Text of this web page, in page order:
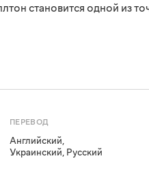
становится одной из
ПЕРЕВОД
Английский,
Украинский, Русский